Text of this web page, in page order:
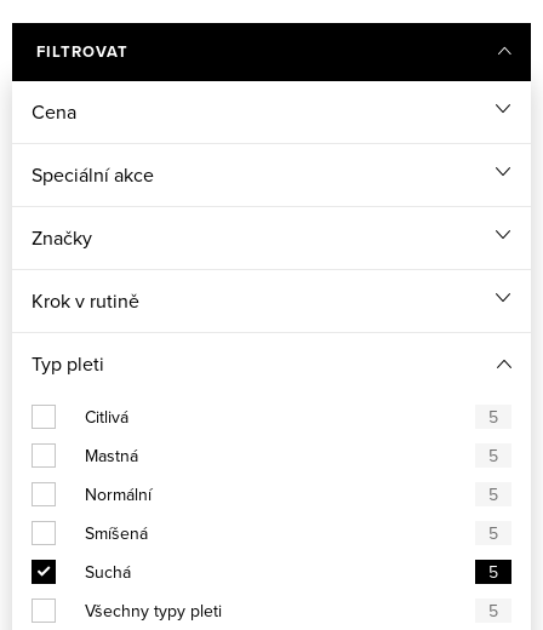
FILTROVAT
Cena
Speciální akce
Značky
Krok v rutině
Typ pleti
Citlivá
5
Mastná
5
Normální
5
Smíšená
5
Suchá
5
Všechny typy pleti
5